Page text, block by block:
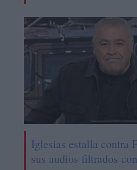
Iglesias estalla contra
sus audios filtrados